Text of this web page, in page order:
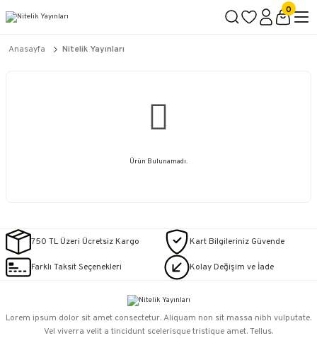
0
Anasayfa Nitelik Yayınları
Ürün Bulunamadı.
750 TL Üzeri Ücretsiz Kargo Kart Bilgileriniz Güvende
Farklı Taksit Seçenekleri Kolay Değişim ve İade
Lorem ipsum dolor sit amet consectetur. Aliquam non sit massa nibh vulputate.
Vel viverra velit a tincidunt scelerisque tristique amet. Tellus.